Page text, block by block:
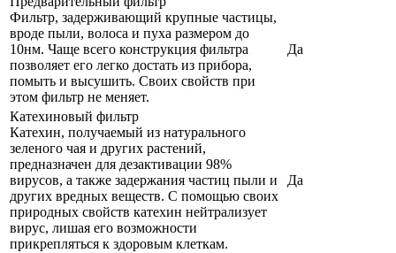
Фильтр, задерживающий крупные частицы,
вроде пыли, волоса и пуха размером до
10нм. Чаще всего конструкция фильтра
позволяет его легко достать из прибора,
помыть и высушить. Своих свойств при
этом фильтр не меняет.
Да
Катехиновый фильтр
Катехин, получаемый из натурального
зеленого чая и других растений,
предназначен для дезактивации 98%
вирусов, а также задержания частиц пыли и
других вредных веществ. С помощью своих
природных свойств катехин нейтрализует
вирус, лишая его возможности
прикрепляться к здоровым клеткам.
Да